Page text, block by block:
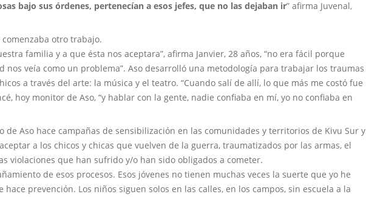
bajo sus órdenes, pertenecían a esos jefes, que no las dejaban ir” afirma Juvenal,
otro trabajo.
familia y a que ésta nos aceptara”, afirma Janvier, 28 años, “no era fácil porque
nos veía como un problema”. Aso desarrolló una metodología para trabajar los traumas
a través del arte: la música y el teatro. “Cuando salí de allí, lo que más me costó fue
hoy monitor de Aso, “y hablar con la gente, nadie confiaba en mí, yo no confiaba en
de Aso hace campañas de sensibilización en las comunidades y territorios de Kivu Sur y
a los chicos y chicas que vuelven de la guerra, traumatizados por las armas, el
violaciones que han sufrido y/o han sido obligados a cometer.
de esos procesos. Esos jóvenes no tienen muchas veces la suerte que yo he
hace prevención. Los niños siguen solos en las calles, en los campos, sin escuela a la